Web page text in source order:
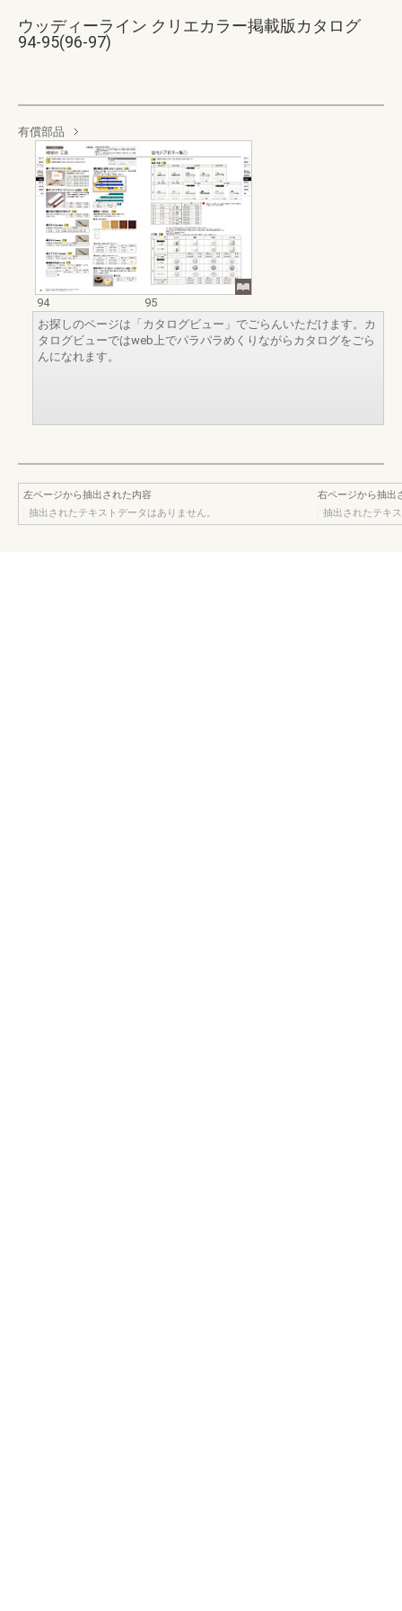
ウッディーライン クリエカラー掲載版カタログ
94-95(96-97)
有償部品
94
95
お探しのページは「カタログビュー」でごらんいただけます。カ
タログビューではweb上でパラパラめくりながらカタログをごら
んになれます。
左ページから抽出された内容
抽出されたテキストデータはありません。
右ページから抽出
抽出されたテキ